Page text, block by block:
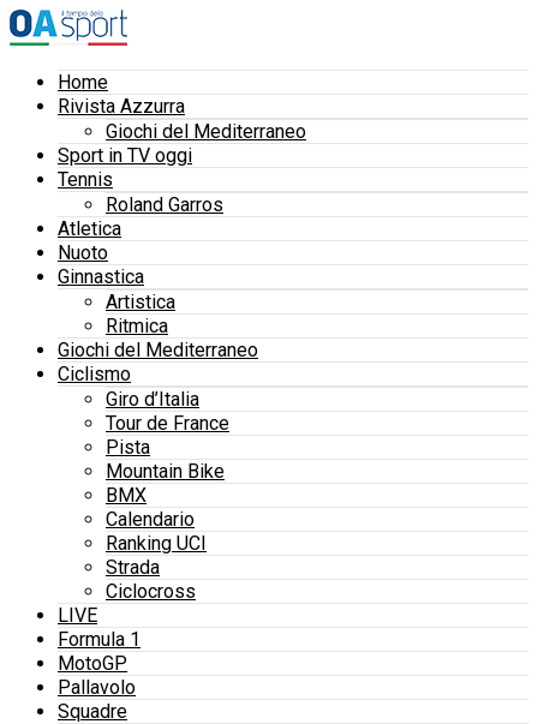
Home
Rivista Azzurra
Giochi del Mediterraneo
Sport in TV oggi
Tennis
Roland Garros
Atletica
Nuoto
Ginnastica
Artistica
Ritmica
Giochi del Mediterraneo
Ciclismo
Giro d’Italia
Tour de France
Pista
Mountain Bike
BMX
Calendario
Ranking UCI
Strada
Ciclocross
LIVE
Formula 1
MotoGP
Pallavolo
Squadre